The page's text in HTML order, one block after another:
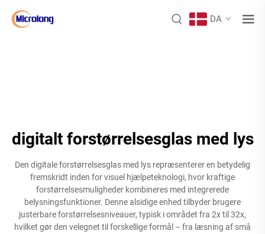
DA
digitalt forstørrelsesglas med lys
Den digitale forstørrelsesglas med lys repræsenterer en betydelig
fremskridt inden for visuel hjælpeteknologi, hvor kraftige
forstørrelsesmuligheder kombineres med integrerede
belysningsfunktioner. Denne alsidige enhed tilbyder brugere
justerbare forstørrelsesniveauer, typisk i området fra 2x til 32x,
hvilket gør den velegnet til forskellige formål – fra læsning af små